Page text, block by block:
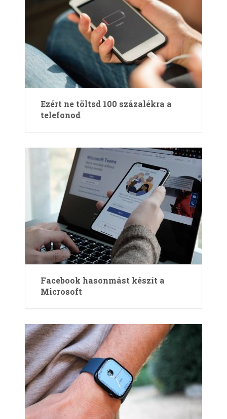
Ezért ne töltsd 100 százalékra a
telefonod
Facebook hasonmást készít a
Microsoft